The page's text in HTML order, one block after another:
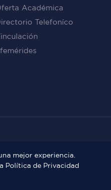
Académica
Telefoníco
mejor experiencia.
Política de Privacidad